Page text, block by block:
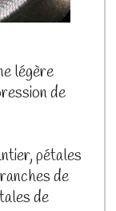
légère
de
pétales
de
de